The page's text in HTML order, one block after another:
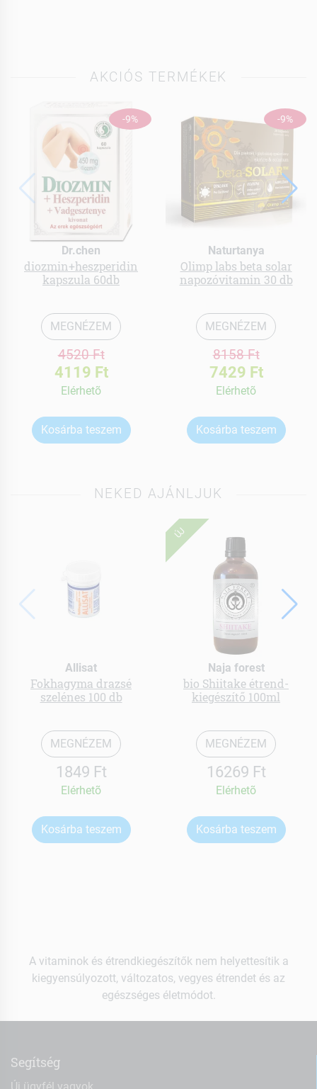
AKCIÓS TERMÉKEK
-9%
Dr.chen
diozmin+heszperidin
kapszula 60db
MEGNÉZEM
4520 Ft
4119 Ft
Elérhetõ
Kosárba teszem
-9%
Naturtanya
Olimp labs beta solar
napozóvitamin 30 db
MEGNÉZEM
8158 Ft
7429 Ft
Elérhetõ
Kosárba teszem
NEKED AJÁNLJUK
Allisat
Fokhagyma drazsé
szelénes 100 db
MEGNÉZEM
1849 Ft
Elérhetõ
Kosárba teszem
ÚJ
Naja forest
bio Shiitake étrend-
kiegészítő 100ml
MEGNÉZEM
16269 Ft
Elérhetõ
Kosárba teszem
A vitaminok és étrendkiegészítők nem helyettesítik a
kiegyensúlyozott, változatos, vegyes étrendet és az
egészséges életmódot.
Segítség